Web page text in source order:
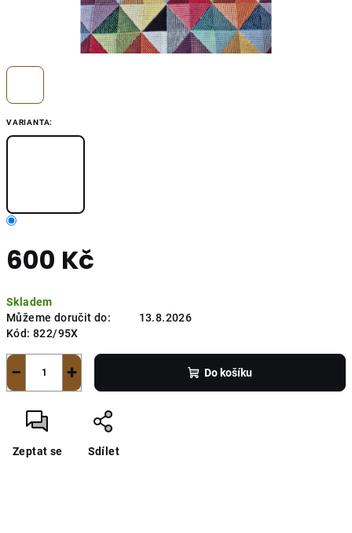
VARIANTA:
600 Kč
cena:
Skladem
Můžeme doručit do:
13.8.2026
Kód: 822/95X
+
− Do košíku
Zeptat se Sdílet